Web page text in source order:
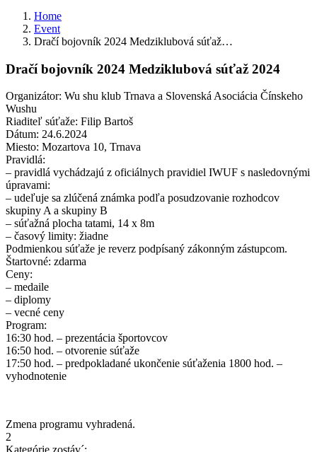
Home
Event
Dračí bojovník 2024 Medziklubová súťaž…
Dračí bojovník 2024 Medziklubová súťaž 2024
Organizátor: Wu shu klub Trnava a Slovenská Asociácia Čínskeho
Wushu
Riaditeľ súťaže: Filip Bartoš
Dátum: 24.6.2024
Miesto: Mozartova 10, Trnava
Pravidlá:
– pravidlá vychádzajú z oficiálnych pravidiel IWUF s nasledovnými
úpravami:
– udeľuje sa zlúčená známka podľa posudzovanie rozhodcov
skupiny A a skupiny B
– súťažná plocha tatami, 14 x 8m
– časový limity: žiadne
Podmienkou súťaže je reverz podpísaný zákonným zástupcom.
Štartovné: zdarma
Ceny:
– medaile
– diplomy
– vecné ceny
Program:
16:30 hod. – prezentácia športovcov
16:50 hod. – otvorenie súťaže
17:50 hod. – predpokladané ukončenie súťaženia 1800 hod. –
vyhodnotenie
Zmena programu vyhradená.
2